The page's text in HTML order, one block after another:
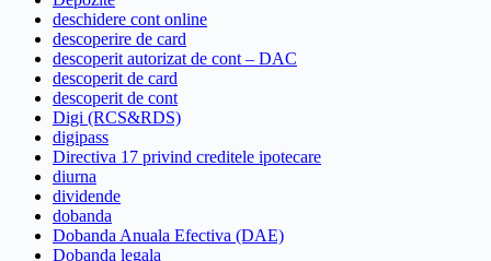
deschidere cont online
descoperire de card
descoperit autorizat de cont – DAC
descoperit de card
descoperit de cont
Digi (RCS&RDS)
digipass
Directiva 17 privind creditele ipotecare
diurna
dividende
dobanda
Dobanda Anuala Efectiva (DAE)
Dobanda legala